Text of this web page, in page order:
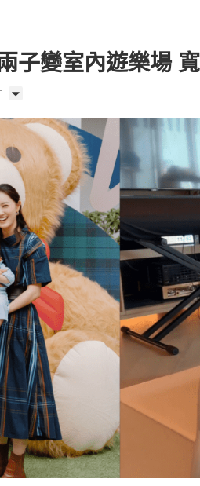
子變室內遊樂場